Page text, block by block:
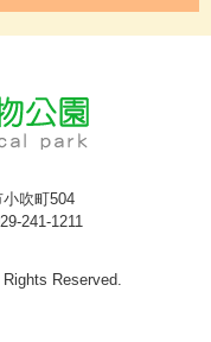
吹町504
241-1211
Reserved.